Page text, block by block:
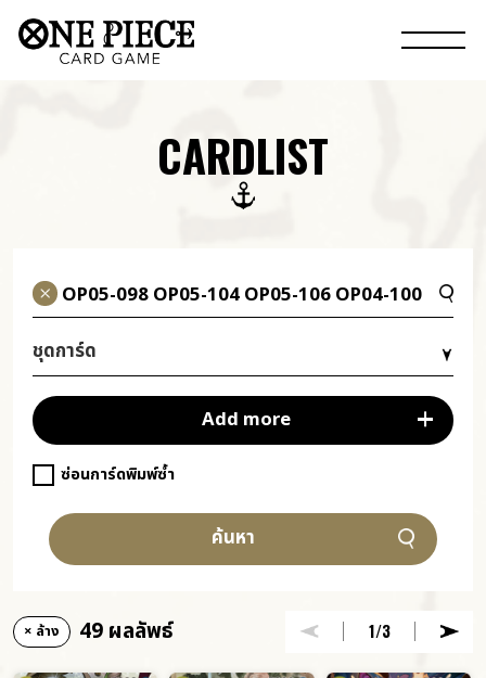
CARDLIST
ชุดการ์ด
Add more
ซ่อนการ์ดพิมพ์ซ้ำ
ค้นหา
× ล้าง 49 ผลลัพธ์ 1/3